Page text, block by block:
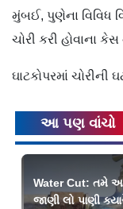
મુંબઈ, પુણેના વિવિધ
ચોરી કરી હોવાના
ઘાટકોપરમાં ચોરીની
આ પણ વાંચો
Water Cut: તમે આ
જાણી લો પાણી